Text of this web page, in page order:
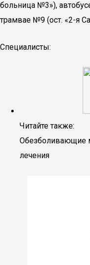
больница №3»),
трамвае №9 (ост. «2-я
Специалисты:
Читайте также:
Обезболивающие
лечения